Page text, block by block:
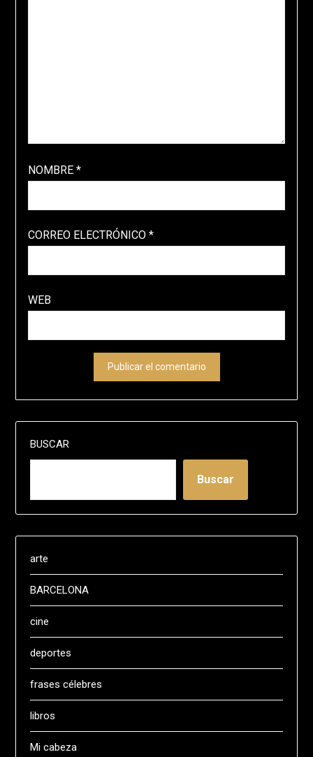
NOMBRE *
CORREO ELECTRÓNICO *
WEB
BUSCAR
Buscar
arte
BARCELONA
cine
deportes
frases célebres
libros
Mi cabeza